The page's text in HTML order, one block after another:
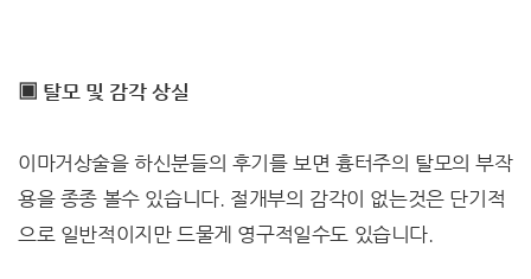
▣ 탈모 및 감각 상실
이마거상술을 하신분들의 후기를 보면 흉터주의 탈모의 부작
용을 종종 볼수 있습니다. 절개부의 감각이 없는것은 단기적
으로 일반적이지만 드물게 영구적일수도 있습니다.